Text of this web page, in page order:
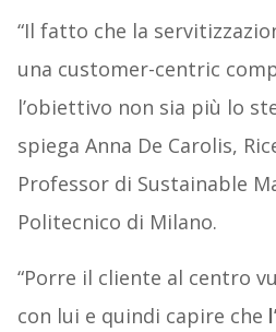
“Il fatto che la
una customer-centric
l’obiettivo non sia più lo
spiega Anna De Carolis,
Professor di Sustainable
Politecnico di Milano.
“Porre il cliente al centro
con lui e quindi capire che